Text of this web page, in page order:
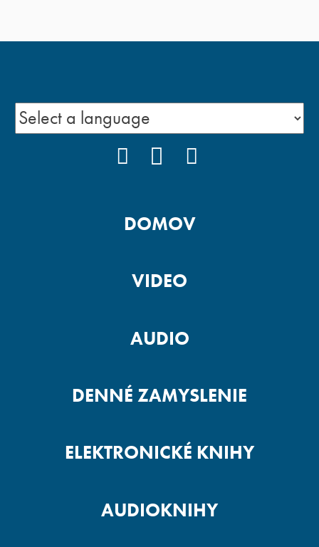
FACEBOOK
YOUTUBE
DOMOV
VIDEO
AUDIO
DENNÉ ZAMYSLENIE
ELEKTRONICKÉ KNIHY
AUDIOKNIHY